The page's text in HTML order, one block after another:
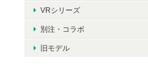
VRシリーズ
別注・コラボ
旧モデル